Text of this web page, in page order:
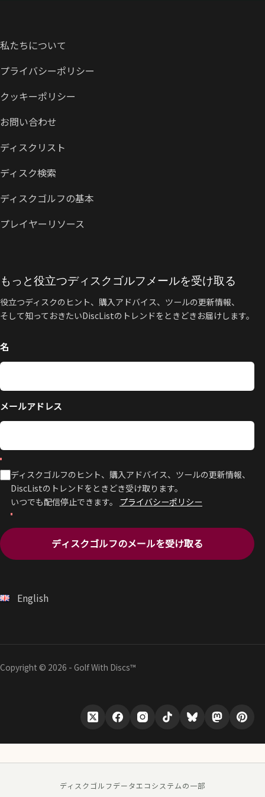
私たちについて
プライバシーポリシー
クッキーポリシー
お問い合わせ
ディスクリスト
ディスク検索
ディスクゴルフの基本
プレイヤーリソース
もっと役立つディスクゴルフメールを受け取る
役立つディスクのヒント、購入アドバイス、ツールの更新情報、
そして知っておきたいDiscListのトレンドをときどきお届けします。
名
メールアドレス
ディスクゴルフのヒント、購入アドバイス、ツールの更新情報、
DiscListのトレンドをときどき受け取ります。
いつでも配信停止できます。 プライバシーポリシー
ディスクゴルフのメールを受け取る
English
Copyright © 2026 - Golf With Discs™
ディスクゴルフデータエコシステムの一部